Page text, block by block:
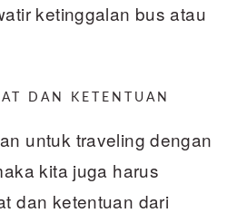
ketinggalan bus atau
DAN KETENTUAN
untuk traveling dengan
kita juga harus
dan ketentuan dari